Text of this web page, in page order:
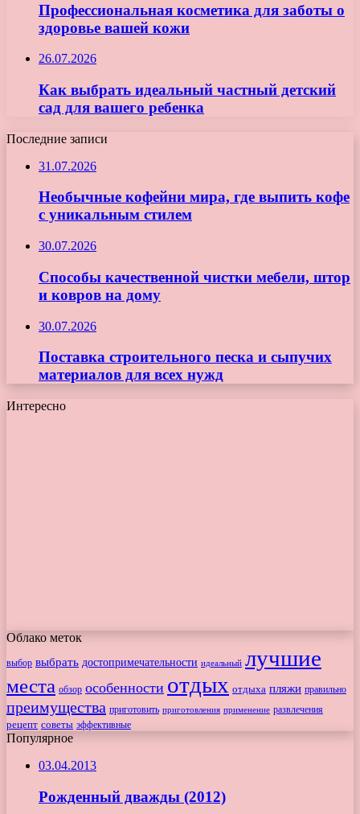
Профессиональная косметика для заботы о
здоровье вашей кожи
26.07.2026
Как выбрать идеальный частный детский
сад для вашего ребенка
Последние записи
31.07.2026
Необычные кофейни мира, где выпить кофе
с уникальным стилем
30.07.2026
Способы качественной чистки мебели, штор
и ковров на дому
30.07.2026
Поставка строительного песка и сыпучих
материалов для всех нужд
Интересно
Облако меток
выбор выбрать достопримечательности идеальный лучшие
места обзор особенности отдых отдыха пляжи правильно
преимущества приготовить приготовления применение развлечения
рецепт советы эффективные
Популярное
03.04.2013
Рожденный дважды (2012)